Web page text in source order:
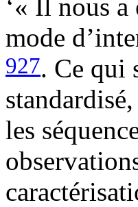
‘« Il nous
mode
927. Ce qui
les